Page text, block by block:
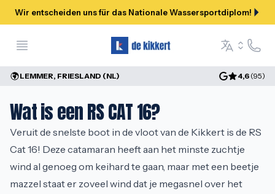
Wir entscheiden uns für das Nationale Wassersportdiplom!
Language
Hilfe
LEMMER, FRIESLAND (NL) 4,6 (95)
Wat is een RS CAT 16?
Veruit de snelste boot in de vloot van de Kikkert is de RS
Cat 16! Deze catamaran heeft aan het minste zuchtje
wind al genoeg om keihard te gaan, maar met een beetje
mazzel staat er zoveel wind dat je megasnel over het